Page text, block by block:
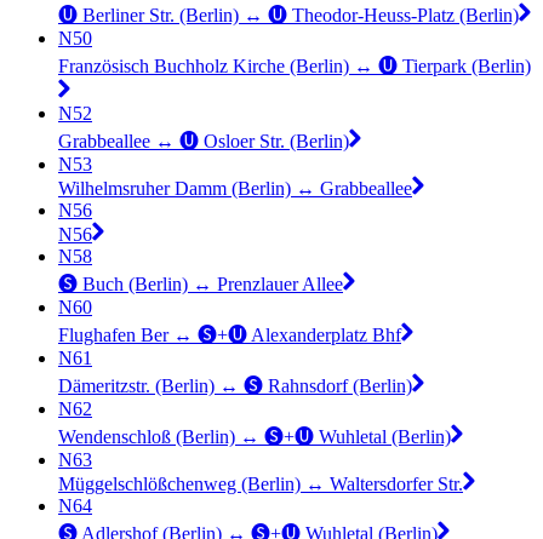
🅤 Berliner Str. (Berlin) ↔︎ 🅤 Theodor-Heuss-Platz (Berlin)
N50
Französisch Buchholz Kirche (Berlin) ↔︎ 🅤 Tierpark (Berlin)
N52
Grabbeallee ↔︎ 🅤 Osloer Str. (Berlin)
N53
Wilhelmsruher Damm (Berlin) ↔︎ Grabbeallee
N56
N56
N58
🅢 Buch (Berlin) ↔︎ Prenzlauer Allee
N60
Flughafen Ber ↔︎ 🅢+🅤 Alexanderplatz Bhf
N61
Dämeritzstr. (Berlin) ↔︎ 🅢 Rahnsdorf (Berlin)
N62
Wendenschloß (Berlin) ↔︎ 🅢+🅤 Wuhletal (Berlin)
N63
Müggelschlößchenweg (Berlin) ↔︎ Waltersdorfer Str.
N64
🅢 Adlershof (Berlin) ↔︎ 🅢+🅤 Wuhletal (Berlin)